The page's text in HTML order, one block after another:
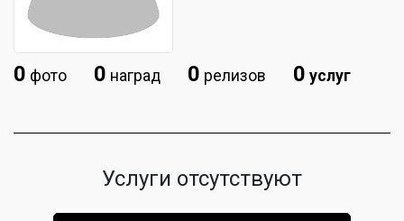
0 фото 0 наград 0 релизов 0 услуг
Услуги отсутствуют